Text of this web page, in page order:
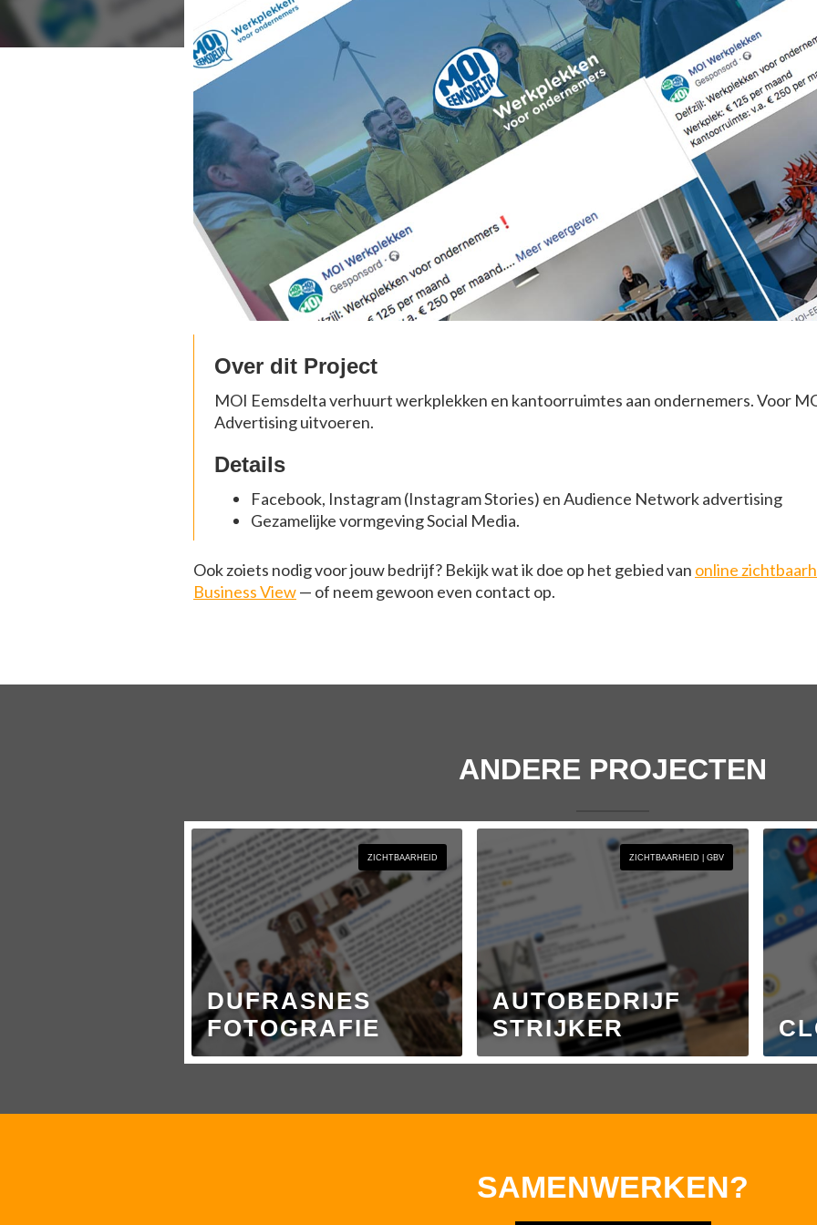
Over dit Project
MOI Eemsdelta verhuurt werkplekken en kantoorruimtes aan ondernemers. Voor
Advertising uitvoeren.
Details
Facebook, Instagram (Instagram Stories) en Audience Network advertising
Gezamelijke vormgeving Social Media.
Ook zoiets nodig voor jouw bedrijf? Bekijk wat ik doe op het gebied van online
Business View— of neem gewoon even contact op.
ANDERE PROJECTEN
ZICHTBAARHEID
DUFRASNES
FOTOGRAFIE
ZICHTBAARHEID | GBV
AUTOBEDRIJF
STRIJKER
SAMENWERKEN?